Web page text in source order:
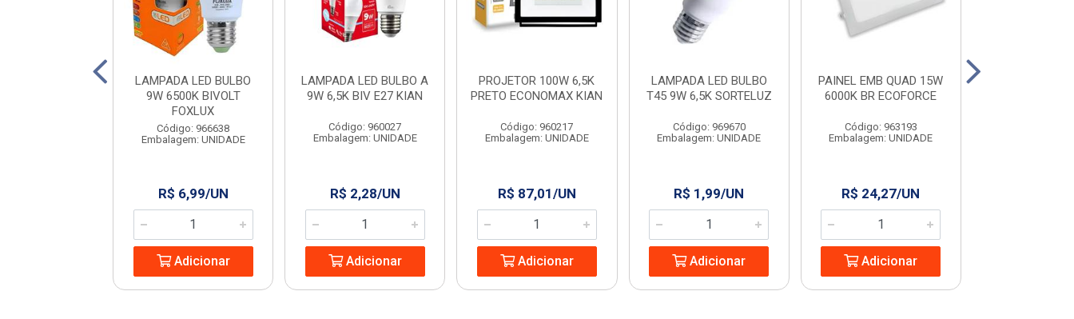
LAMPADA LED BULBO
9W 6500K BIVOLT
FOXLUX
Código: 966638
Embalagem: UNIDADE
R$ 6,99/UN
Adicionar
LAMPADA LED BULBO A
9W 6,5K BIV E27 KIAN
Código: 960027
Embalagem: UNIDADE
R$ 2,28/UN
Adicionar
PROJETOR 100W 6,5K
PRETO ECONOMAX KIAN
Código: 960217
Embalagem: UNIDADE
R$ 87,01/UN
Adicionar
LAMPADA LED BULBO
T45 9W 6,5K SORTELUZ
Código: 969670
Embalagem: UNIDADE
R$ 1,99/UN
Adicionar
PAINEL EMB QUAD 15W
6000K BR ECOFORCE
Código: 963193
Embalagem: UNIDADE
R$ 24,27/UN
Adicionar